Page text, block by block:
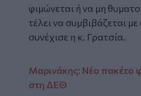
φιμώνεται ή να μη
τέλει να συμβιβάζεται
συνέχισε η κ. Γρατσία.
Μαρινάκης: Νέο πακέτο
στη ΔΕΘ